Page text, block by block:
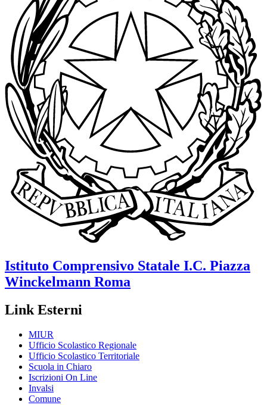
Istituto Comprensivo Statale I.C. Piazza
Winckelmann Roma
Link Esterni
MIUR
Ufficio Scolastico Regionale
Ufficio Scolastico Territoriale
Scuola in Chiaro
Iscrizioni On Line
Invalsi
Comune